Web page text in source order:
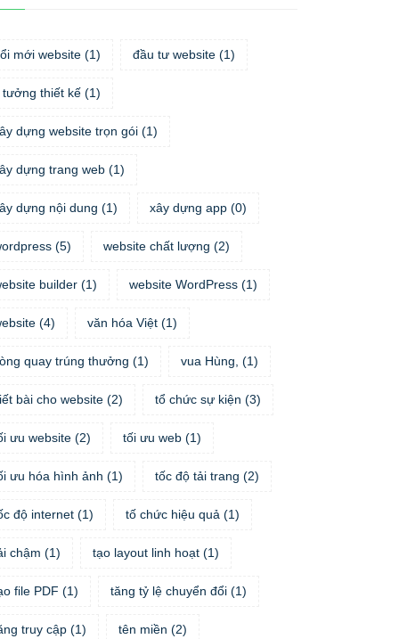
mới website (1) đầu tư website (1)
tưởng thiết kế (1)
dựng website trọn gói (1)
dựng trang web (1)
dựng nội dung (1) xây dựng app (0)
(5) website chất lượng (2)
builder (1) website WordPress (1)
(4) văn hóa Việt (1)
quay trúng thưởng (1) vua Hùng, (1)
bài cho website (2) tổ chức sự kiện (3)
ưu website (2) tối ưu web (1)
ưu hóa hình ảnh (1) tốc độ tải trang (2)
độ internet (1) tố chức hiệu quả (1)
chậm (1) tạo layout linh hoạt (1)
file PDF (1) tăng tỷ lệ chuyển đổi (1)
truy cập (1) tên miền (2)